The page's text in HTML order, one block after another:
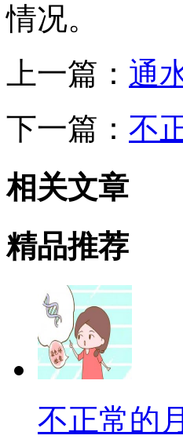
情况。
上一篇： 通
下一篇： 不
相关文章
精品推荐
不正常的